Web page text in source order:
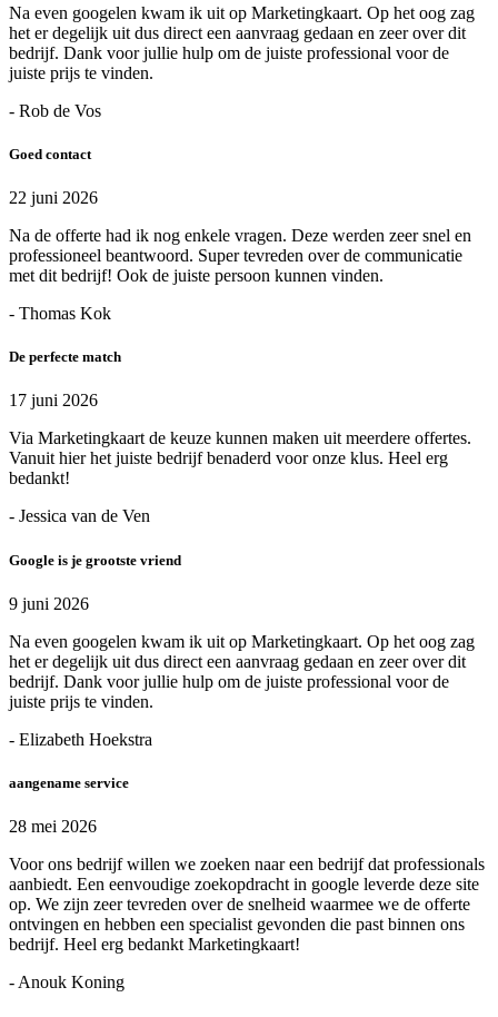
Na even googelen kwam ik uit op Marketingkaart. Op het oog zag
het er degelijk uit dus direct een aanvraag gedaan en zeer over dit
bedrijf. Dank voor jullie hulp om de juiste professional voor de
juiste prijs te vinden.
- Rob de Vos
Goed contact
22 juni 2026
Na de offerte had ik nog enkele vragen. Deze werden zeer snel en
professioneel beantwoord. Super tevreden over de communicatie
met dit bedrijf! Ook de juiste persoon kunnen vinden.
- Thomas Kok
De perfecte match
17 juni 2026
Via Marketingkaart de keuze kunnen maken uit meerdere offertes.
Vanuit hier het juiste bedrijf benaderd voor onze klus. Heel erg
bedankt!
- Jessica van de Ven
Google is je grootste vriend
9 juni 2026
Na even googelen kwam ik uit op Marketingkaart. Op het oog zag
het er degelijk uit dus direct een aanvraag gedaan en zeer over dit
bedrijf. Dank voor jullie hulp om de juiste professional voor de
juiste prijs te vinden.
- Elizabeth Hoekstra
aangename service
28 mei 2026
Voor ons bedrijf willen we zoeken naar een bedrijf dat professionals
aanbiedt. Een eenvoudige zoekopdracht in google leverde deze site
op. We zijn zeer tevreden over de snelheid waarmee we de offerte
ontvingen en hebben een specialist gevonden die past binnen ons
bedrijf. Heel erg bedankt Marketingkaart!
- Anouk Koning